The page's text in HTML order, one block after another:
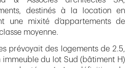
destinés à la location en
une mixité d’appartements de
moyenne.
prévoyait des logements de 2.5,
immeuble du lot Sud (bâtiment H)